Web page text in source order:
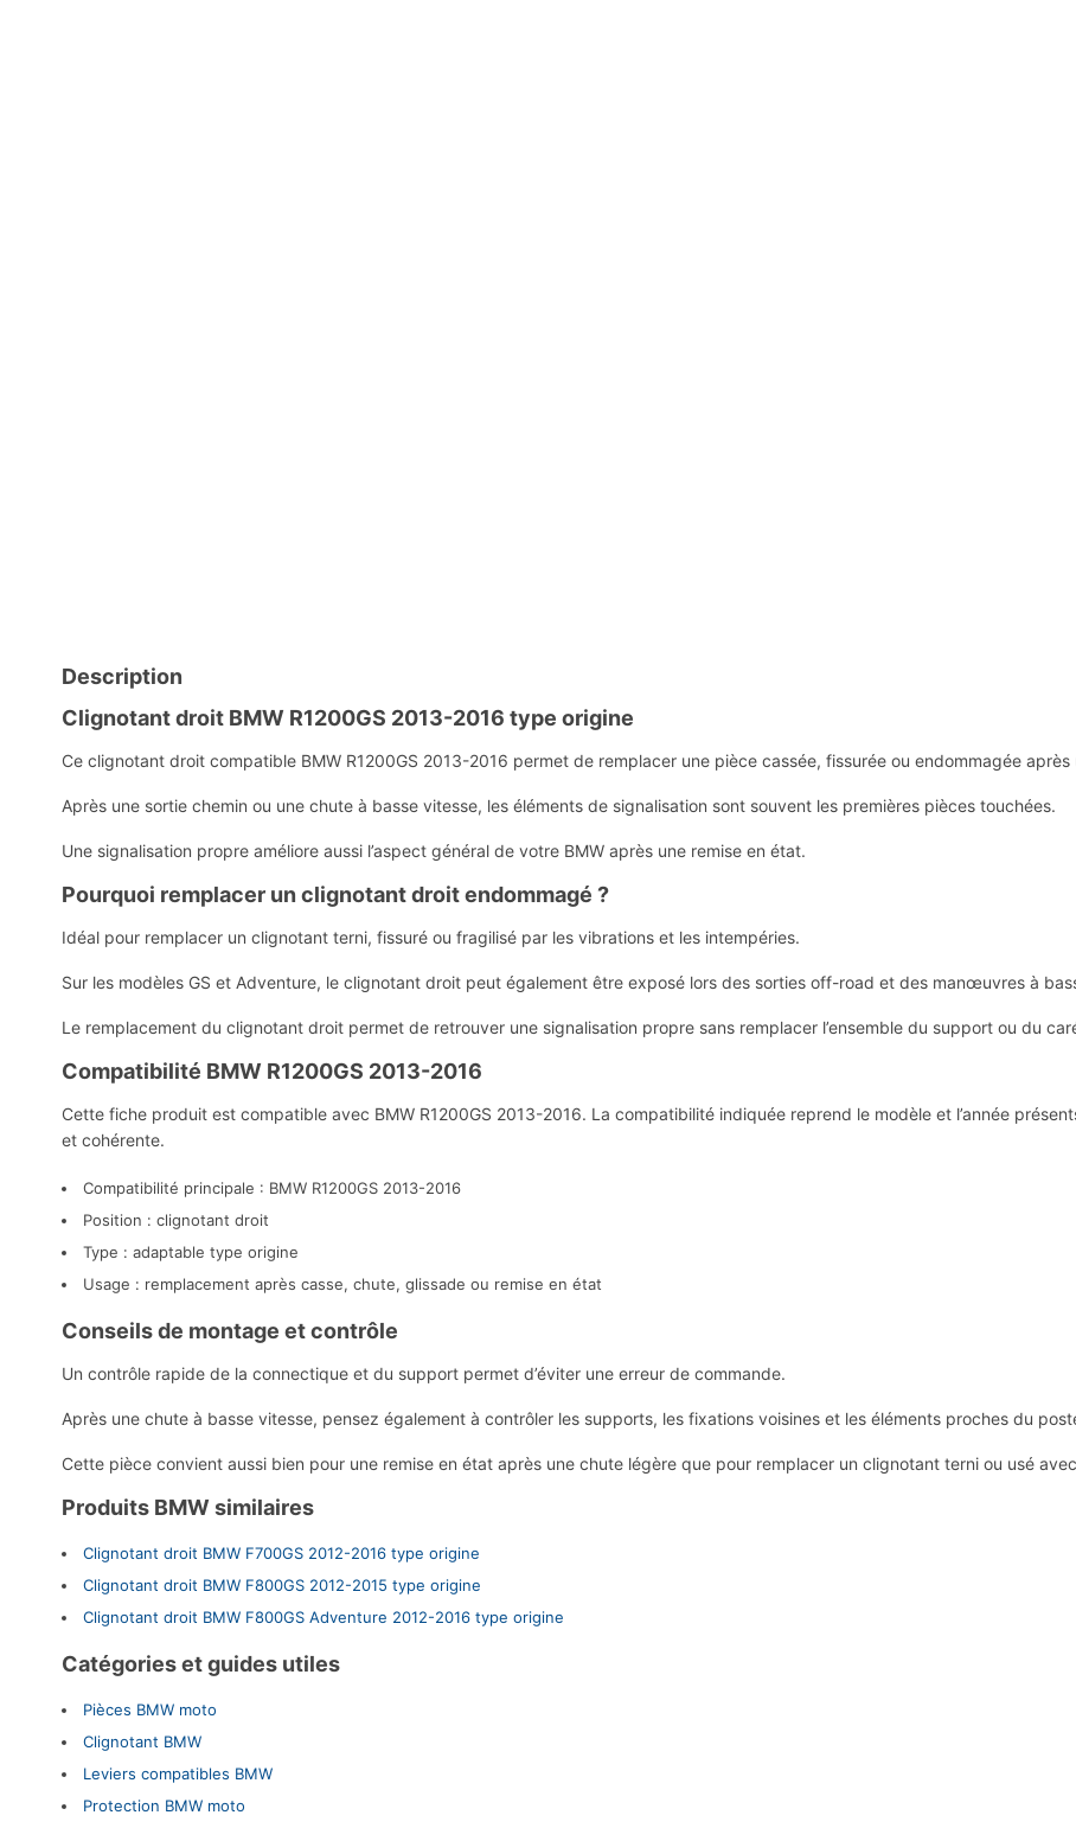
Description
Clignotant droit BMW R1200GS 2013-2016 type origine
Ce clignotant droit compatible BMW R1200GS 2013-2016 permet de remplacer une pièce cassée, fissurée ou endommagée
Après une sortie chemin ou une chute à basse vitesse, les éléments de signalisation sont souvent les premières pièces touchées.
Une signalisation propre améliore aussi l’aspect général de votre BMW après une remise en état.
Pourquoi remplacer un clignotant droit endommagé ?
Idéal pour remplacer un clignotant terni, fissuré ou fragilisé par les vibrations et les intempéries.
Sur les modèles GS et Adventure, le clignotant droit peut également être exposé lors des sorties off-road et des manœuvres à
Le remplacement du clignotant droit permet de retrouver une signalisation propre sans remplacer l’ensemble du support ou du
Compatibilité BMW R1200GS 2013-2016
Cette fiche produit est compatible avec BMW R1200GS 2013-2016. La compatibilité indiquée reprend le modèle et l’année
et cohérente.
Compatibilité principale : BMW R1200GS 2013-2016
Position : clignotant droit
Type : adaptable type origine
Usage : remplacement après casse, chute, glissade ou remise en état
Conseils de montage et contrôle
Un contrôle rapide de la connectique et du support permet d’éviter une erreur de commande.
Après une chute à basse vitesse, pensez également à contrôler les supports, les fixations voisines et les éléments proches du
Cette pièce convient aussi bien pour une remise en état après une chute légère que pour remplacer un clignotant terni ou usé
Produits BMW similaires
Clignotant droit BMW F700GS 2012-2016 type origine
Clignotant droit BMW F800GS 2012-2015 type origine
Clignotant droit BMW F800GS Adventure 2012-2016 type origine
Catégories et guides utiles
Pièces BMW moto
Clignotant BMW
Leviers compatibles BMW
Protection BMW moto